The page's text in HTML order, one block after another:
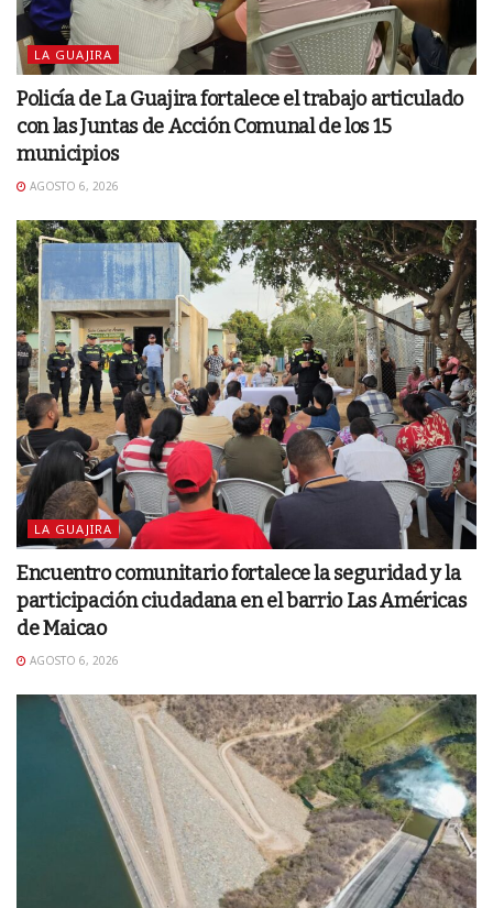
LA GUAJIRA
Policía de La Guajira fortalece el trabajo articulado
con las Juntas de Acción Comunal de los 15
municipios
AGOSTO 6, 2026
LA GUAJIRA
Encuentro comunitario fortalece la seguridad y la
participación ciudadana en el barrio Las Américas
de Maicao
AGOSTO 6, 2026